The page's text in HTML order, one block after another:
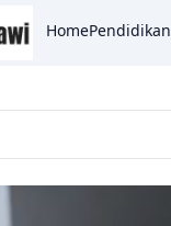
HomePendidikan